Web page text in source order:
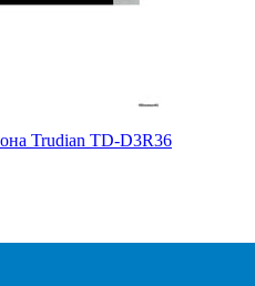
Trudian TD-D3R36